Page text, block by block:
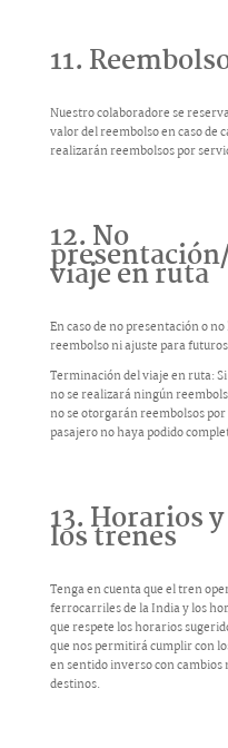
11.
Nuestro colaboradore se
valor del reembolso en caso de
realizarán reembolsos por
12. No
viaje en ruta
En caso de no presentación o
reembolso ni ajuste para
Terminación del viaje en ruta:
no se realizará ningún
no se otorgarán reembolsos
pasajero no haya podido
13. Horarios
los trenes
Tenga en cuenta que el tren
ferrocarriles de la India y los
que respete los horarios
que nos permitirá cumplir con
en sentido inverso con
destinos.